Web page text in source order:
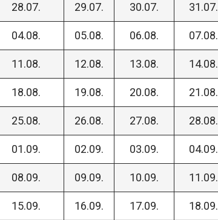
28.07. 29.07. 30.07. 31.07.
04.08. 05.08. 06.08. 07.08.
11.08. 12.08. 13.08. 14.08.
18.08. 19.08. 20.08. 21.08.
25.08. 26.08. 27.08. 28.08.
01.09. 02.09. 03.09. 04.09.
08.09. 09.09. 10.09. 11.09.
15.09. 16.09. 17.09. 18.09.